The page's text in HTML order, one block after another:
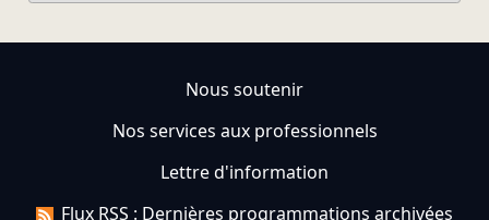
Nous soutenir
Nos services aux professionnels
Lettre d'information
Flux RSS : Dernières programmations archivées